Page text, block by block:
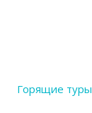
Горящие туры